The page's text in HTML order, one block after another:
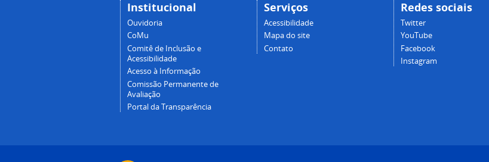
Institucional
Ouvidoria
CoMu
Comitê de Inclusão e
Acessibilidade
Acesso à Informação
Comissão Permanente de
Avaliação
Portal da Transparência
Serviços
Acessibilidade
Mapa do site
Contato
Redes sociais
Twitter
YouTube
Facebook
Instagram